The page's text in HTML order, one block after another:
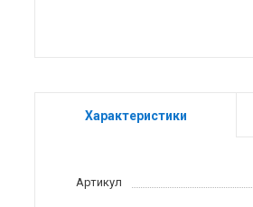
Характеристики
Артикул